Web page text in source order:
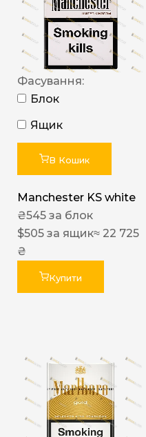
Фасування:
Блок
Ящик
В Кошик
Manchester KS white
₴545 за блок
$505 за ящик≈ 22 725
₴
Купити